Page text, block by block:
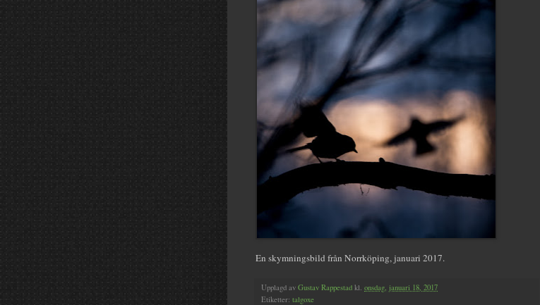
En skymningsbild från Norrköping, januari 2017.
Upplagd av Gustav Rappestad kl. onsdag, januari 18, 2017
Etiketter: talgoxe